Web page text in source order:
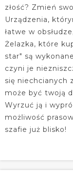
złość? Zmień
Urządzenia,
łatwe w
Żelazka, które
star" są
czyni je
się niechcianych
może być twoją
Wyrzuć ją i
możliwość
szafie już blisko!